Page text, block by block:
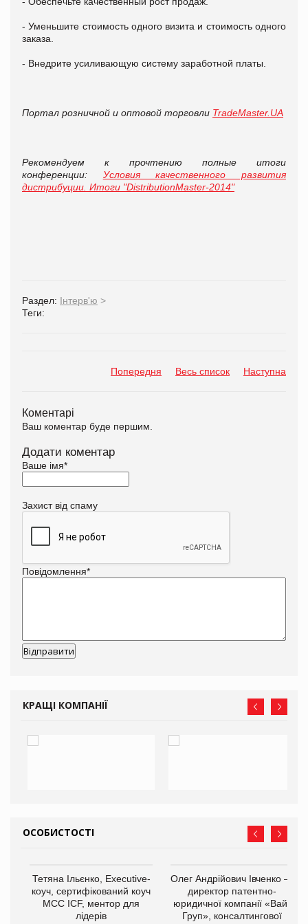
- Уменьшите стоимость одного визита и стоимость одного
заказа.
- Внедрите усиливающую систему заработной платы.
Портал розничной и оптовой торговли TradeMaster.UA
Рекомендуем к прочтению полные итоги
конференции: Условия качественного развития
дистрибуции. Итоги "DistributionMaster-2014"
Раздел: Інтерв'ю >
Теги:
Попередня Весь список Наступна
Коментарі
Ваш коментар буде першим.
Додати коментар
Ваше імя*
Захист від спаму
Повідомлення*
КРАЩІ КОМПАНІЇ
ОСОБИСТОСТІ
Тетяна Ільєнко, Executive-
коуч, сертифікований коуч
МСС ICF, ментор для
лідерів
Олег Андрійович Івченко —
директор патентно-
юридичної компанії «Вайз
Груп», консалтингової